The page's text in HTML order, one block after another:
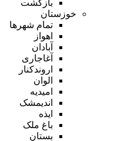
بازگشت
خوزستان
تمام شهر‌ها
اهواز
آبادان
آغاجاری
اروندکنار
الوان
امیدیه
اندیمشک
ایذه
باغ ملک
بستان